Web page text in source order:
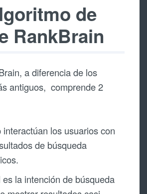
de
RankBrain
a diferencia de los
antiguos, comprende 2
interactúan los usuarios con
de búsqueda
es la intención de búsqueda